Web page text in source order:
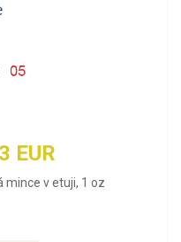
EUR
mince v etuji, 1 oz